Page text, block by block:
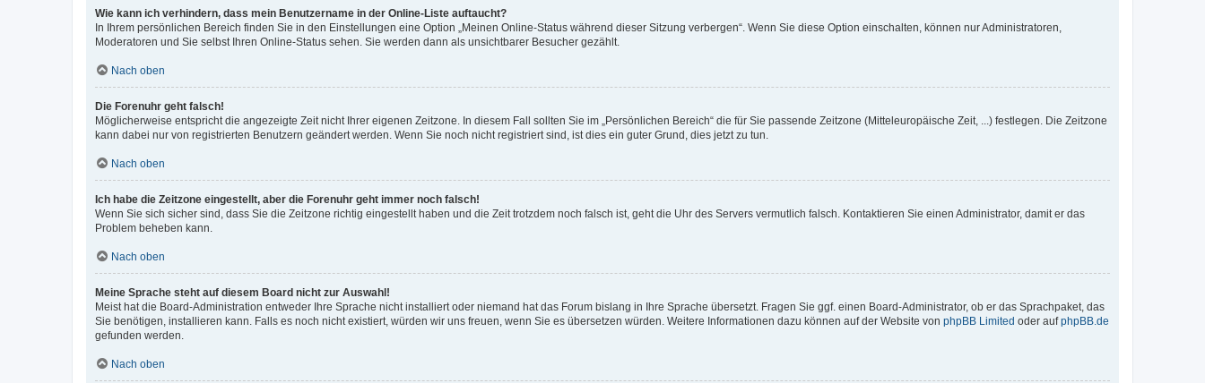
Wie kann ich verhindern, dass mein Benutzername in der Online-Liste auftaucht?
In Ihrem persönlichen Bereich finden Sie in den Einstellungen eine Option „Meinen Online-Status während dieser Sitzung verbergen“. Wenn Sie diese Option einschalten, können nur Administratoren,
Moderatoren und Sie selbst Ihren Online-Status sehen. Sie werden dann als unsichtbarer Besucher gezählt.
Nach oben
Die Forenuhr geht falsch!
Möglicherweise entspricht die angezeigte Zeit nicht Ihrer eigenen Zeitzone. In diesem Fall sollten Sie im „Persönlichen Bereich“ die für Sie passende Zeitzone (Mitteleuropäische Zeit, ...) festlegen. Die Zeitzone
kann dabei nur von registrierten Benutzern geändert werden. Wenn Sie noch nicht registriert sind, ist dies ein guter Grund, dies jetzt zu tun.
Nach oben
Ich habe die Zeitzone eingestellt, aber die Forenuhr geht immer noch falsch!
Wenn Sie sich sicher sind, dass Sie die Zeitzone richtig eingestellt haben und die Zeit trotzdem noch falsch ist, geht die Uhr des Servers vermutlich falsch. Kontaktieren Sie einen Administrator, damit er das
Problem beheben kann.
Nach oben
Meine Sprache steht auf diesem Board nicht zur Auswahl!
Meist hat die Board-Administration entweder Ihre Sprache nicht installiert oder niemand hat das Forum bislang in Ihre Sprache übersetzt. Fragen Sie ggf. einen Board-Administrator, ob er das Sprachpaket, das
Sie benötigen, installieren kann. Falls es noch nicht existiert, würden wir uns freuen, wenn Sie es übersetzen würden. Weitere Informationen dazu können auf der Website von phpBB Limited oder aufphpBB.de
gefunden werden.
Nach oben